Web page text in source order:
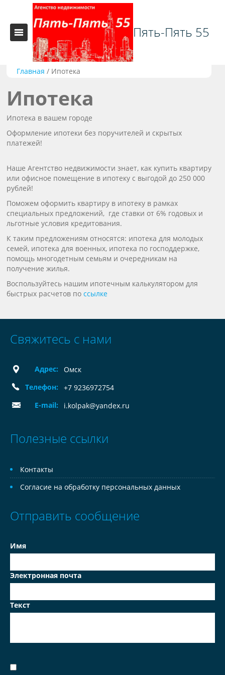
Пять-Пять 55
Главная / Ипотека
Ипотека
Ипотека в вашем городе
Оформление ипотеки без поручителей и скрытых
платежей!
Наше Агентство недвижимости знает, как купить квартиру
или офисное помещение в ипотеку с выгодой до 250 000
рублей!
Поможем оформить квартиру в ипотеку в рамках
специальных предложений, где ставки от 6% годовых и
льготные условия кредитования.
К таким предложениям относятся: ипотека для молодых
семей, ипотека для военных, ипотека по господдержке,
помощь многодетным семьям и очередникам на
получение жилья.
Воспользуйтесь нашим ипотечным калькулятором для
быстрых расчетов поссылке
Свяжитесь с нами
Адрес:
Омск
Телефон:
+7 9236972754
E-mail:
i.kolpak@yandex.ru
Полезные ссылки
Контакты
Согласие на обработку персональных данных
Отправить сообщение
Имя
Электронная почта
Текст